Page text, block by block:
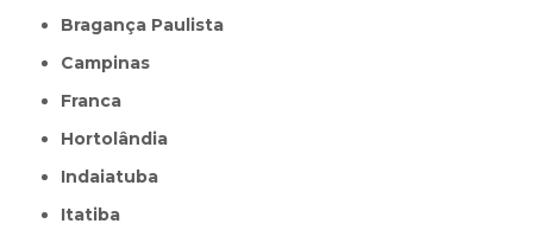
Bragança Paulista
Campinas
Franca
Hortolândia
Indaiatuba
Itatiba